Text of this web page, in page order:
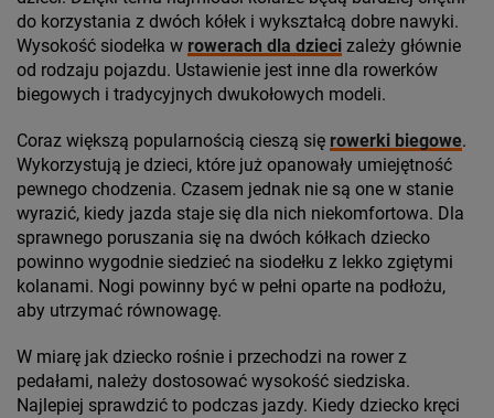
do korzystania z dwóch kółek i wykształcą dobre nawyki.
Wysokość siodełka w rowerach dla dzieci zależy głównie
od rodzaju pojazdu. Ustawienie jest inne dla rowerków
biegowych i tradycyjnych dwukołowych modeli.
Coraz większą popularnością cieszą się rowerki biegowe.
Wykorzystują je dzieci, które już opanowały umiejętność
pewnego chodzenia. Czasem jednak nie są one w stanie
wyrazić, kiedy jazda staje się dla nich niekomfortowa. Dla
sprawnego poruszania się na dwóch kółkach dziecko
powinno wygodnie siedzieć na siodełku z lekko zgiętymi
kolanami. Nogi powinny być w pełni oparte na podłożu,
aby utrzymać równowagę.
W miarę jak dziecko rośnie i przechodzi na rower z
pedałami, należy dostosować wysokość siedziska.
Najlepiej sprawdzić to podczas jazdy. Kiedy dziecko kręci